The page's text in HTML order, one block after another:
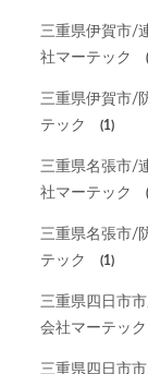
三重県伊賀市/
社マーテック
三重県伊賀市/
テック
(1)
三重県名張市/
社マーテック
三重県名張市/
テック
(1)
三重県四日市
会社マーテック
三重県四日市